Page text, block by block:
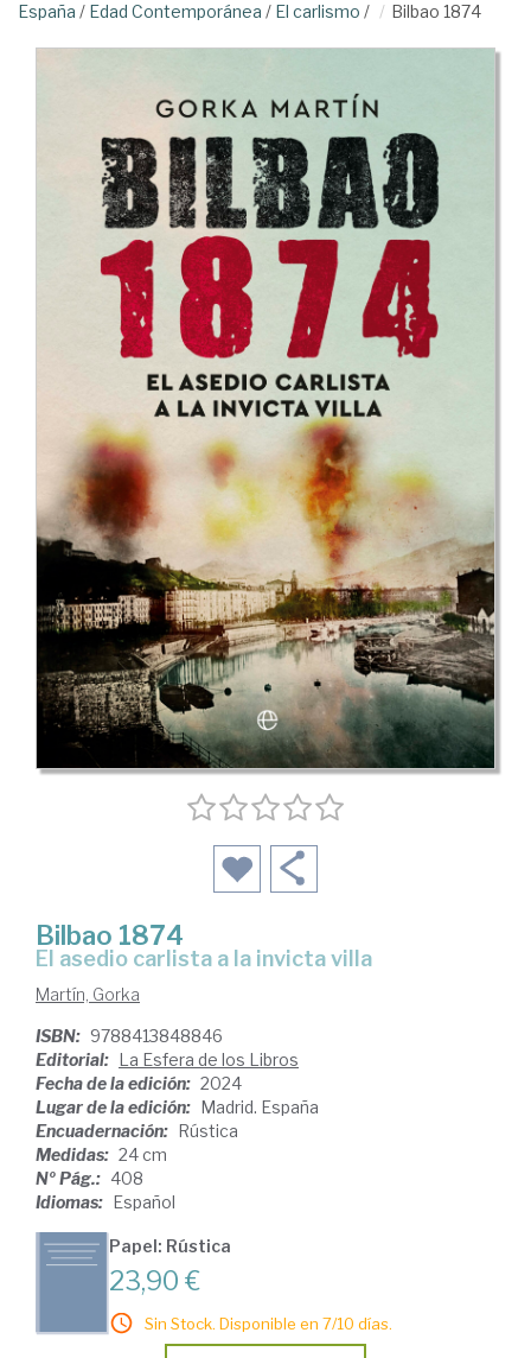
España / Edad Contemporánea / El carlismo / Bilbao 1874
Bilbao 1874
el asedio carlista a la invicta villa
Martín, Gorka
ISBN: 9788413848846
Editorial: La Esfera de los Libros
Fecha de la edición: 2024
Lugar de la edición: Madrid. España
Encuadernación: Rústica
Medidas: 24 cm
Nº Pág.: 408
Idiomas: Español
Papel: Rústica
23,90 €
Sin Stock. Disponible en 7/10 días.